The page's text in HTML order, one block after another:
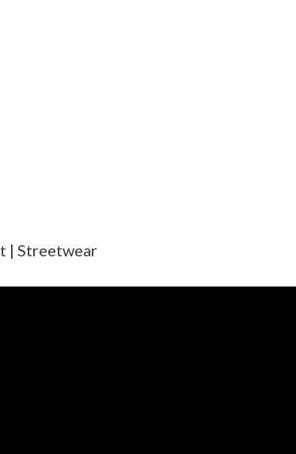
| Streetwear